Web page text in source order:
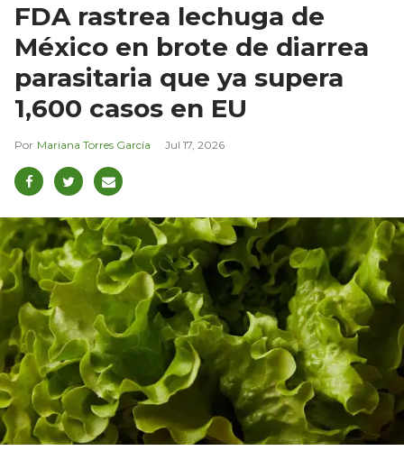
FDA rastrea lechuga de
México en brote de diarrea
parasitaria que ya supera
1,600 casos en EU
Mariana Torres García Jul 17, 2026